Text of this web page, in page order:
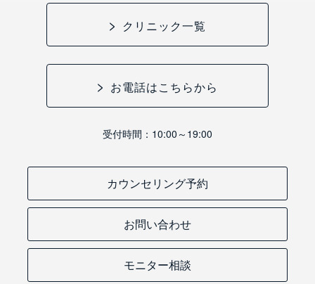
クリニック一覧
お電話はこちらから
受付時間：10:00～19:00
カウンセリング予約
お問い合わせ
モニター相談